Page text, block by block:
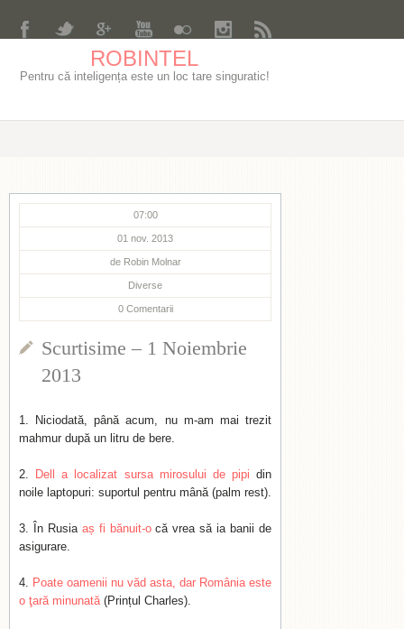
ROBINTEL
Pentru că inteligența este un loc tare singuratic!
07:00
01 nov. 2013
de Robin Molnar
Diverse
0 Comentarii
Scurtisime – 1 Noiembrie
2013
Niciodată, până acum, nu m-am mai trezit
mahmur după un litru de bere.
Dell a localizat sursa mirosului de pipi din
noile laptopuri: suportul pentru mână (palm rest).
În Rusia aș fi bănuit-ocă vrea să ia banii de
asigurare.
Poate oamenii nu văd asta, dar România este
o ţară minunată(Prințul Charles).